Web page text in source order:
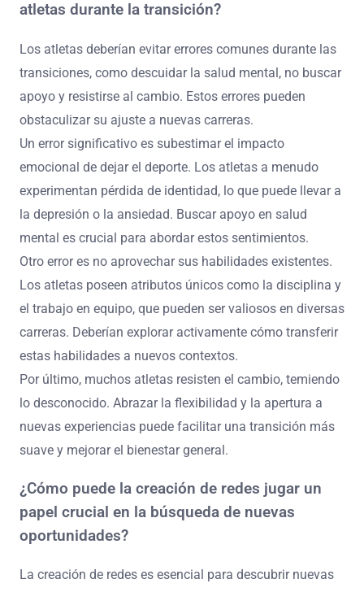
atletas durante la transición?
Los atletas deberían evitar errores comunes durante las
transiciones, como descuidar la salud mental, no buscar
apoyo y resistirse al cambio. Estos errores pueden
obstaculizar su ajuste a nuevas carreras.
Un error significativo es subestimar el impacto
emocional de dejar el deporte. Los atletas a menudo
experimentan pérdida de identidad, lo que puede llevar a
la depresión o la ansiedad. Buscar apoyo en salud
mental es crucial para abordar estos sentimientos.
Otro error es no aprovechar sus habilidades existentes.
Los atletas poseen atributos únicos como la disciplina y
el trabajo en equipo, que pueden ser valiosos en diversas
carreras. Deberían explorar activamente cómo transferir
estas habilidades a nuevos contextos.
Por último, muchos atletas resisten el cambio, temiendo
lo desconocido. Abrazar la flexibilidad y la apertura a
nuevas experiencias puede facilitar una transición más
suave y mejorar el bienestar general.
¿Cómo puede la creación de redes jugar un
papel crucial en la búsqueda de nuevas
oportunidades?
La creación de redes es esencial para descubrir nuevas